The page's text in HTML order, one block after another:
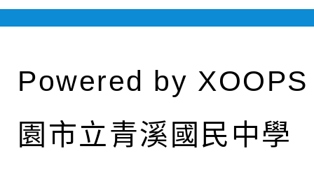
Powered by XOOPS
園市立青溪國民中學